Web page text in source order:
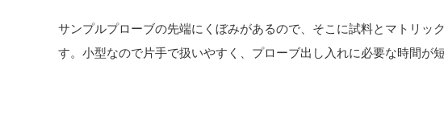
サンプルプローブの先端にくぼみがあるので、そこに試料とマトリッ
す。小型なので片手で扱いやすく、プローブ出し入れに必要な時間が